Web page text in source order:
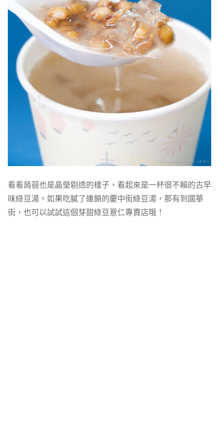
看看蒟蒻也是晶瑩剔透的樣子，看起來是一杯很不賴的古早
味綠豆湯。如果吃膩了連鎖的慶中街綠豆湯，那有到國華
街，也可以試試這個芽甜綠豆薏仁專賣店哦！